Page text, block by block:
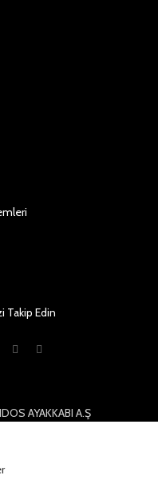
Takip Edin
AYAKKABI A.Ş